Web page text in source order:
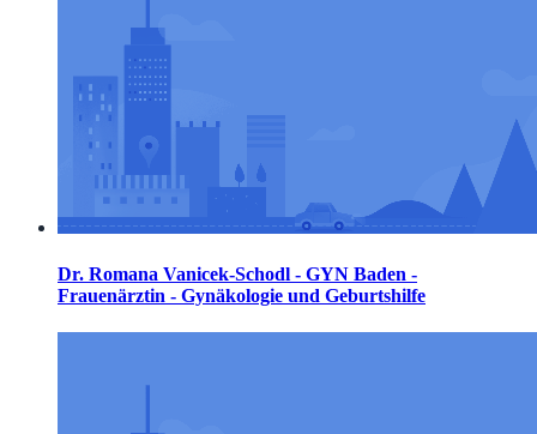
Dr. Romana Vanicek-Schodl - GYN Baden -
Frauenärztin - Gynäkologie und Geburtshilfe